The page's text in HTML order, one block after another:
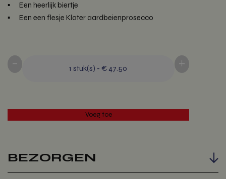
Een heerlijk biertje
Een een flesje Klater aardbeienprosecco
- 1 stuk(s) - € 47.50 +
BEZORGEN